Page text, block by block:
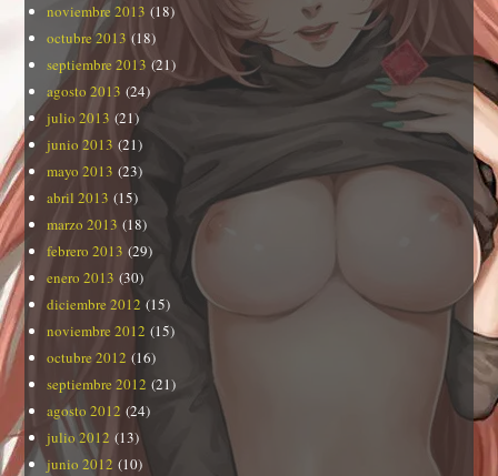
noviembre 2013 (18)
octubre 2013 (18)
septiembre 2013 (21)
agosto 2013 (24)
julio 2013 (21)
junio 2013 (21)
mayo 2013 (23)
abril 2013 (15)
marzo 2013 (18)
febrero 2013 (29)
enero 2013 (30)
diciembre 2012 (15)
noviembre 2012 (15)
octubre 2012 (16)
septiembre 2012 (21)
agosto 2012 (24)
julio 2012 (13)
junio 2012 (10)